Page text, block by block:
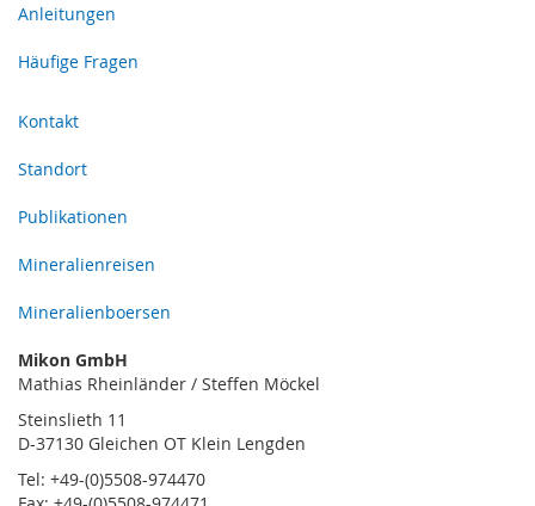
Anleitungen
Häufige Fragen
Kontakt
Standort
Publikationen
Mineralienreisen
Mineralienboersen
Mikon GmbH
Mathias Rheinländer / Steffen Möckel
Steinslieth 11
D-37130 Gleichen OT Klein Lengden
Tel: +49-(0)5508-974470